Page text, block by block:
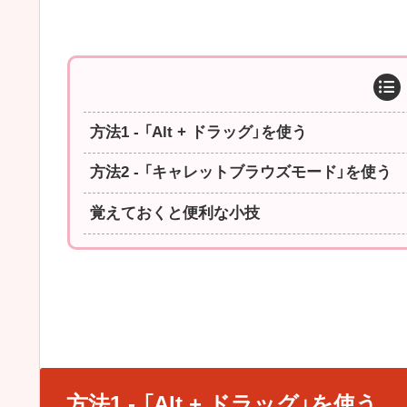
方法1 - 「Alt + ドラッグ」を使う
方法2 - 「キャレットブラウズモード」を使う
覚えておくと便利な小技